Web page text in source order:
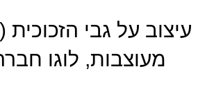
עיצוב על גבי הזכוכית
מעוצבות, לוגו